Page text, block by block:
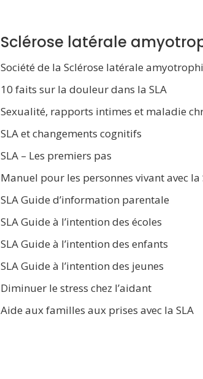
Sclérose latérale
Société de la Sclérose latérale
10 faits sur la douleur dans la SLA
Sexualité, rapports intimes et maladie
SLA et changements cognitifs
SLA – Les premiers pas
Manuel pour les personnes vivant avec la
SLA Guide d’information parentale
SLA Guide à l’intention des écoles
SLA Guide à l’intention des enfants
SLA Guide à l’intention des jeunes
Diminuer le stress chez l’aidant
Aide aux familles aux prises avec la SLA